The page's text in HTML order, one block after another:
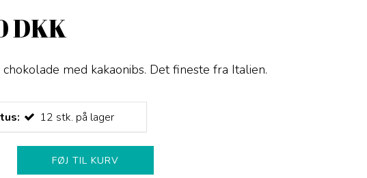
DKK
med kakaonibs. Det fineste fra Italien.
12 stk. på lager
FØJ TIL KURV